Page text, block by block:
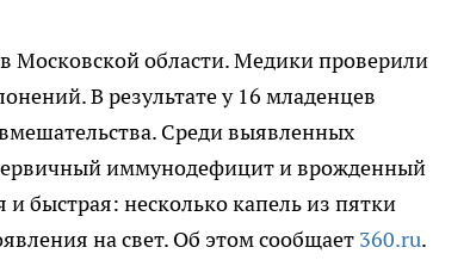
Московской области. Медики проверили
В результате у 16 младенцев
Среди выявленных
иммунодефицит и врожденный
быстрая: несколько капель из пятки
на свет. Об этом сообщает 360.ru.